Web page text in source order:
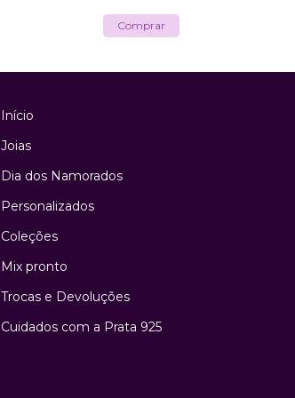
Início
Joias
Dia dos Namorados
Personalizados
Coleções
Mix pronto
Trocas e Devoluções
Cuidados com a Prata 925